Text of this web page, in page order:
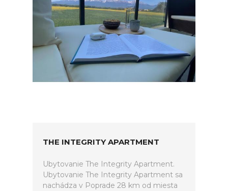
THE INTEGRITY APARTMENT
Ubytovanie The Integrity Apartment.
Ubytovanie The Integrity Apartment sa
nachádza v Poprade 28 km od miesta